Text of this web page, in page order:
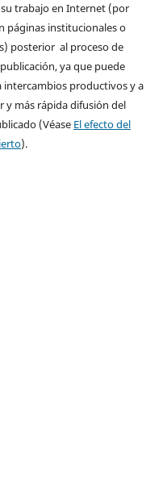
trabajo en Internet (por
páginas institucionales o
posterior al proceso de
ya que puede
intercambios productivos y a
y más rápida difusión del
(Véase El efecto del
).